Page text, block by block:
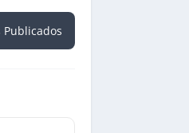
Publicados